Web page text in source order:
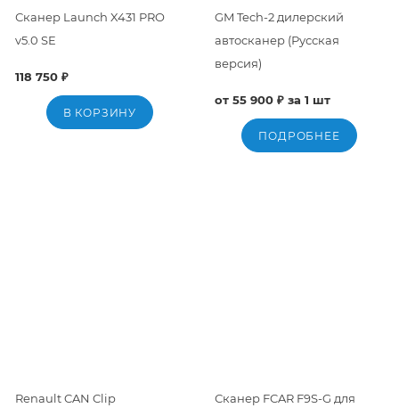
Сканер Launch X431 PRO
v5.0 SE
118 750 ₽
В КОРЗИНУ
GM Tech-2 дилерский
автосканер (Русская
версия)
от 55 900 ₽ за 1 шт
ПОДРОБНЕЕ
Renault CAN Clip
Сканер FCAR F9S-G для